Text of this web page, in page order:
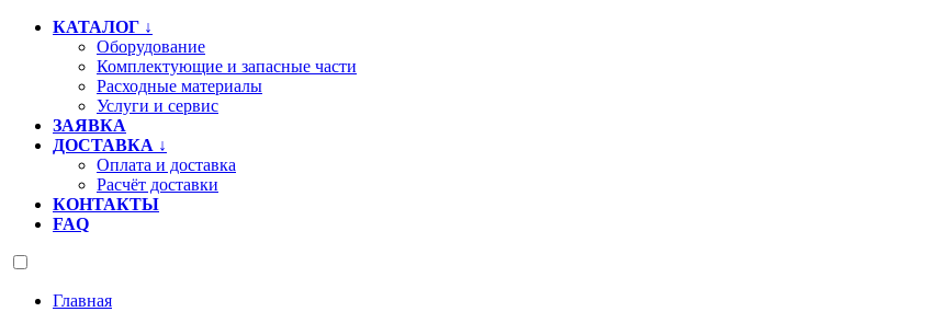
КАТАЛОГ ↓
Оборудование
Комплектующие и запасные части
Расходные материалы
Услуги и сервис
ЗАЯВКА
ДОСТАВКА ↓
Оплата и доставка
Расчёт доставки
КОНТАКТЫ
FAQ
Главная